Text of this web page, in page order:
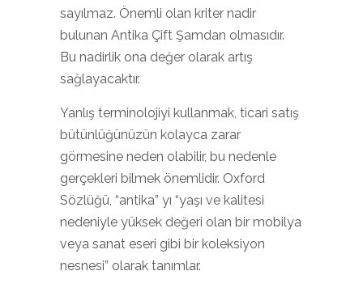
sayılmaz. Önemli olan kriter nadir
bulunan Antika Çift Şamdan olmasıdır.
Bu nadirlik ona değer olarak artış
sağlayacaktır.
Yanlış terminolojiyi kullanmak, ticari satış
bütünlüğünüzün kolayca zarar
görmesine neden olabilir, bu nedenle
gerçekleri bilmek önemlidir. Oxford
Sözlüğü, “antika” yı “yaşı ve kalitesi
nedeniyle yüksek değeri olan bir mobilya
veya sanat eseri gibi bir koleksiyon
nesnesi” olarak tanımlar.